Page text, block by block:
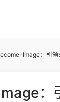
Image：引领
：